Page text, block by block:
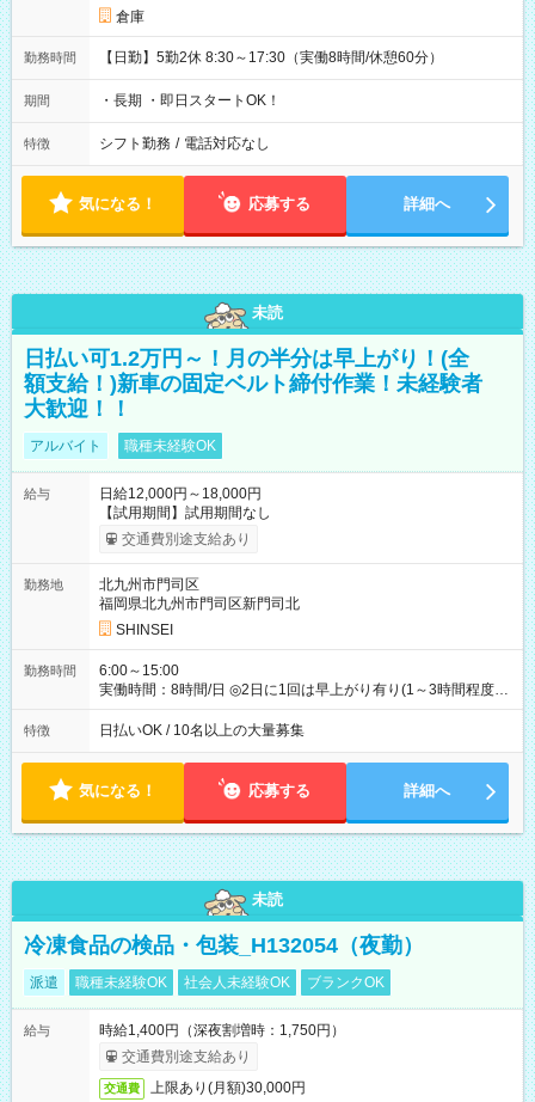
倉庫
勤務時間 【日勤】5勤2休 8:30～17:30（実働8時間/休憩60分）
期間 ・長期 ・即日スタートOK！
特徴 シフト勤務 / 電話対応なし
気になる！ 応募する 詳細へ
未読
日払い可1.2万円～！月の半分は早上がり！(全
額支給！)新車の固定ベルト締付作業！未経験者
大歓迎！！
アルバイト 職種未経験OK
給与
日給12,000円～18,000円
【試用期間】試用期間なし
交通費別途支給あり
勤務地
北九州市門司区
福岡県北九州市門司区新門司北
SHINSEI
勤務時間
6:00～15:00
実働時間：8時間/日 ◎2日に1回は早上がり有り(1～3時間程度)
◎月残業5～10時間程度
特徴 日払いOK / 10名以上の大量募集
気になる！ 応募する 詳細へ
未読
冷凍食品の検品・包装_H132054（夜勤）
派遣 職種未経験OK 社会人未経験OK ブランクOK
給与
時給1,400円（深夜割増時：1,750円）
交通費別途支給あり
交通費 上限あり(月額)30,000円